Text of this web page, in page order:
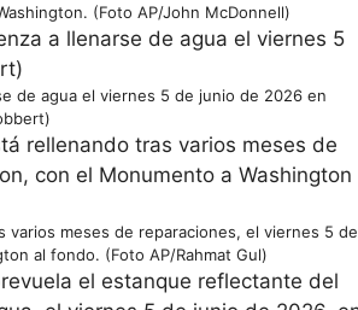
(Foto AP/John McDonnell)
de agua el viernes 5 de junio de 2026 en
meses de reparaciones, el viernes 5 de
al fondo. (Foto AP/Rahmat Gul)